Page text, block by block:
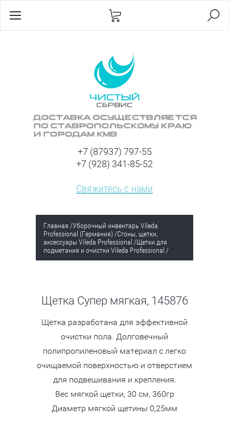
+7 (87937) 797-55
+7 (928) 341-85-52
Свяжитесь с нами
Главная /Уборочный инвентарь Vileda
Professional (Германия) /Сгоны, щетки,
аксессуары Vileda Professional /Щетки для
подметания и очистки Vileda Professional /
Щетка Супер мягкая, 145876
Щетка разработана для эффективной
очистки пола. Долговечный
полипропиленовый материал с легко
очищаемой поверхностью и отверстием
для подвешивания и крепления.
Вес мягкой щетки, 30 см, 360гр
Диаметр мягкой щетины 0,25мм